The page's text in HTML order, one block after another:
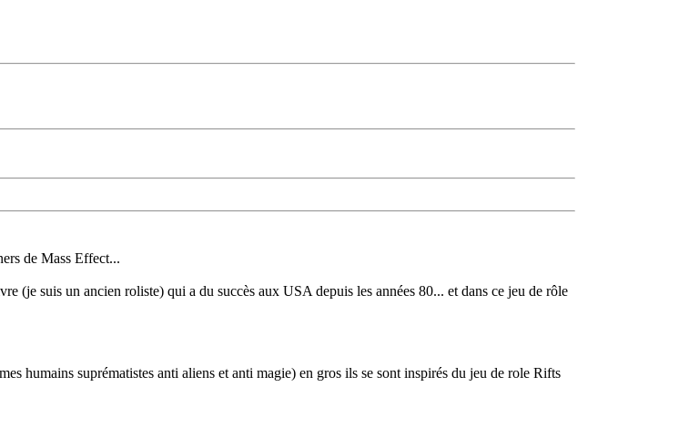
de Mass Effect...
(je suis un ancien roliste) qui a du succès aux USA depuis les années 80... et dans ce jeu de rôle
humains suprématistes anti aliens et anti magie) en gros ils se sont inspirés du jeu de role Rifts